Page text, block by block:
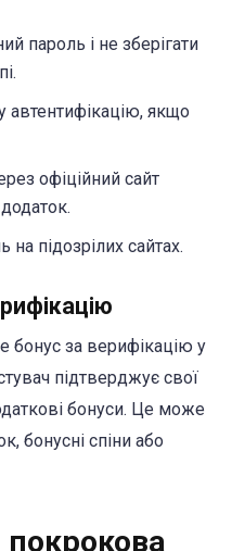
пароль і не зберігати
автентифікацію, якщо
офіційний сайт
на підозрілих сайтах.
бонус за верифікацію у
підтверджує свої
бонуси. Це може
бонусні спіни або
покрокова